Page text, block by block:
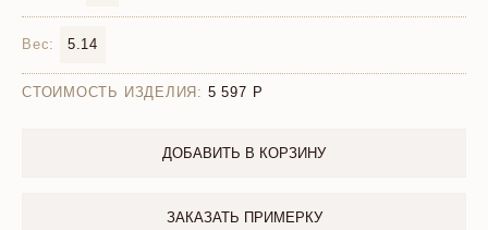
Вес: 5.14
СТОИМОСТЬ ИЗДЕЛИЯ: 5 597
ДОБАВИТЬ В КОРЗИНУ
ЗАКАЗАТЬ ПРИМЕРКУ